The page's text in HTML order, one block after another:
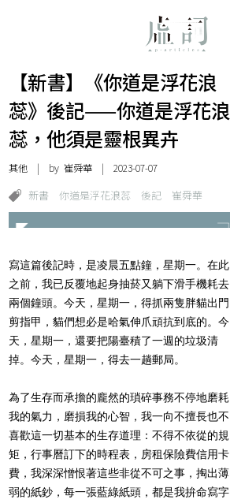
【新書】《你道是浮花浪
蕊》後記——你道是浮花浪
蕊，他須是靈根異卉
其他 | by崔舜華 | 2023-07-07
新書 你道是浮花浪蕊 後記 崔舜華
寫這篇後記時，是凌晨五點鐘，星期一。在此
之前，我已反覆地起身抽菸又躺下滑手機耗去
兩個鐘頭。今天，星期一，得抓兩隻胖貓出門
剪指甲，貓們想必是哈氣伸爪頑抗到底的。今
天，星期一，還要把陽臺積了一週的垃圾清
掉。今天，星期一，得去一趟郵局。
為了生存而承擔的龐然的瑣碎事務不停地磨耗
我的氣力，磨損我的心智，我一向不擅長也不
喜歡這一切基本的生存道理：不得不依從的規
矩，行事曆訂下的時程表，房租保險費信用卡
費，我深深憎恨著這些非從不可之事，掏出薄
弱的紙鈔，每一張藍綠紙頭，都是我拚命寫字